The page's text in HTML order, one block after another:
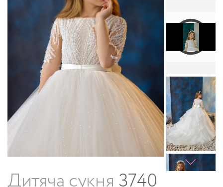
Дитяча сукня 3740